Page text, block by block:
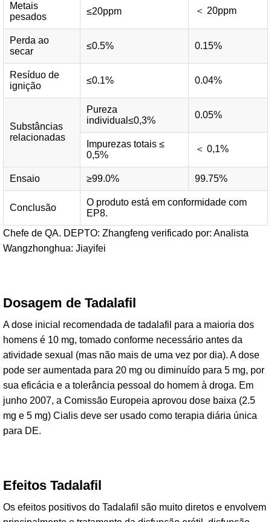
Metais
pesados
≤20ppm ＜ 20ppm
Perda ao
secar
≤0.5% 0.15%
Resíduo de
ignição
≤0.1% 0.04%
Substâncias
relacionadas
Pureza
individual≤0,3%
0.05%
Impurezas totais ≤
0,5%
＜ 0,1%
Ensaio ≥99.0% 99.75%
Conclusão
O produto está em conformidade com
EP8.
Chefe de QA. DEPTO: Zhangfeng verificado por: Analista
Wangzhonghua: Jiayifei
Dosagem de Tadalafil
A dose inicial recomendada de tadalafil para a maioria dos
homens é 10 mg, tomado conforme necessário antes da
atividade sexual (mas não mais de uma vez por dia). A dose
pode ser aumentada para 20 mg ou diminuído para 5 mg, por
sua eficácia e a tolerância pessoal do homem à droga. Em
junho 2007, a Comissão Europeia aprovou dose baixa (2.5
mg e 5 mg) Cialis deve ser usado como terapia diária única
para DE.
Efeitos Tadalafil
Os efeitos positivos do Tadalafil são muito diretos e envolvem